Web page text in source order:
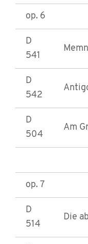
op. 6
D
541
D
542
D
504
Am
op. 7
D
514
Die